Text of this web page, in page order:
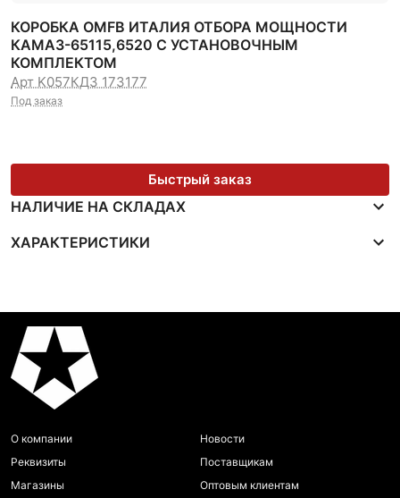
КОРОБКА OMFB ИТАЛИЯ ОТБОРА МОЩНОСТИ
КАМАЗ-65115,6520 С УСТАНОВОЧНЫМ
КОМПЛЕКТОМ
Арт K057КДЗ 173177
Под заказ
Быстрый заказ
НАЛИЧИЕ НА СКЛАДАХ
ХАРАКТЕРИСТИКИ
О компании
Реквизиты
Магазины
Новости
Поставщикам
Оптовым клиентам